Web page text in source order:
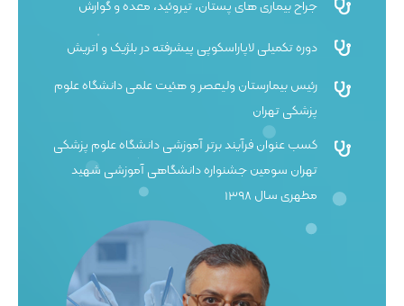
جراح بیماری های پستان، تیروئید، معده و گوارش
دوره تکمیلی لاپاراسکوپی پیشرفته در بلژیک و اتریش
رئیس بیمارستان ولیعصر و هئیت علمی دانشگاه علوم
پزشکی تهران
کسب عنوان فرآیند برتر آموزشی دانشگاه علوم پزشکی
تهران سومین جشنواره دانشگاهی آموزشی شهید
مطهری سال ۱۳۹۸